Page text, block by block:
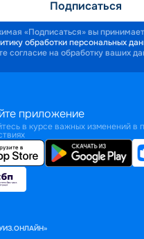
Подписаться
«Подписаться» вы
обработки персональных
согласие на обработку ваших
приложение
в курсе важных изменений в